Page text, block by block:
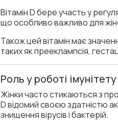
Вітамін D бере участь у
що особливо важливо для
Також цей вітамін має
таких як прееклампсія,
Роль у роботі імунітету
Жінки часто стикаються з
D відомий своєю здатністю
знищення вірусів і бактерій.